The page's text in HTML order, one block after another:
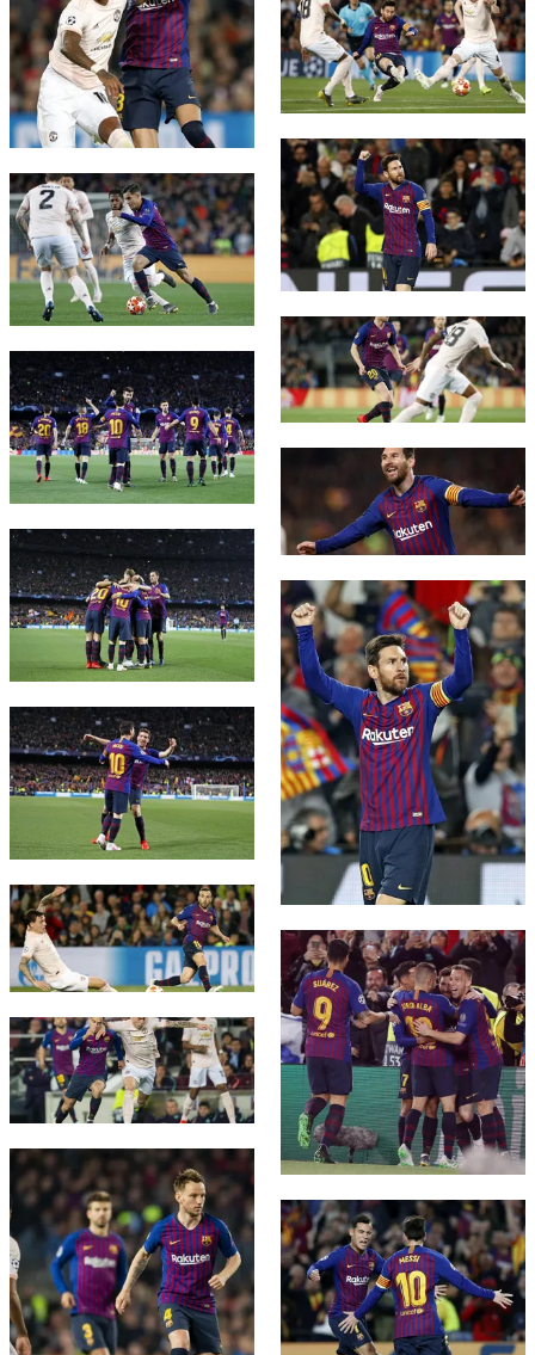
FC Barcelona club badge
FC Barcelona club badge
FC Barcelona club badge
FC Barcelona club badge
FC Barcelona club badge
FC Barcelona club badge
FC Barcelona club badge
FC Barcelona club badge
FC Barcelona club badge
FC Barcelona club badge
FC Barcelona club badge
FC Barcelona club badge
FC Barcelona club badge